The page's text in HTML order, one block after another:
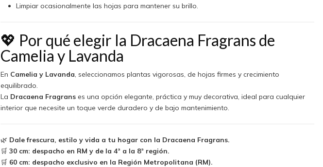
Limpiar ocasionalmente las hojas para mantener su brillo.
💖 Por qué elegir la Dracaena Fragrans de
Camelia y Lavanda
En Camelia y Lavanda, seleccionamos plantas vigorosas, de hojas firmes y crecimiento
equilibrado.
La Dracaena Fragranses una opción elegante, práctica y muy decorativa, ideal para cualquier
interior que necesite un toque verde duradero y de bajo mantenimiento.
🌿 Dale frescura, estilo y vida a tu hogar con la Dracaena Fragrans.
🛒 30 cm: despacho en RM y de la 4ª a la 8ª región.
🛒 60 cm: despacho exclusivo en la Región Metropolitana (RM).